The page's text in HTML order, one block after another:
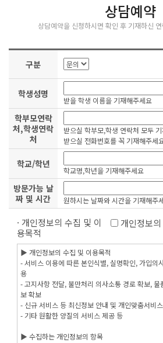
상담예약
상담예약을 신청하시면 확인 후 기재하신
구분
학생성명
받을 학생 이름을 기재해주세요
학부모연락
처,학생연락
처
받으실 학부모,학생 연락처 모두
받으실 전화번호를 꼭 기재해주세
학교/학년
학교명,학년을 기재해주세요
방문가능 날
짜 및 시간
원하시는 날짜와 시간을 기재해주
· 개인정보의 수집 및 이
용목적
개인정보